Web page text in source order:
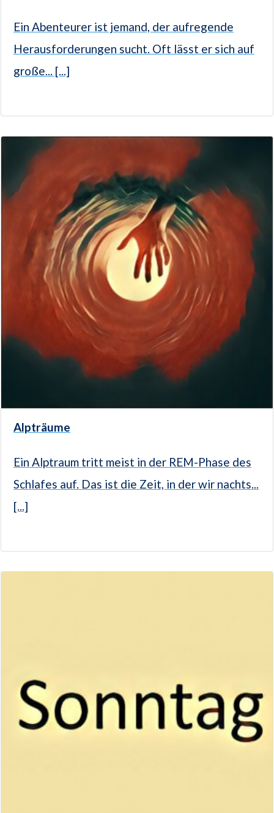
Ein Abenteurer ist jemand, der aufregende
Herausforderungen sucht. Oft lässt er sich auf
große... [...]
Alpträume
Ein Alptraum tritt meist in der REM-Phase des
Schlafes auf. Das ist die Zeit, in der wir nachts...
[...]